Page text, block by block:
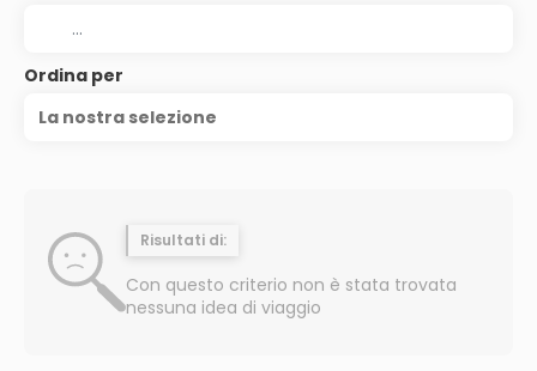
Ordina per
La nostra selezione
Risultati di:
Con questo criterio non è stata trovata
nessuna idea di viaggio